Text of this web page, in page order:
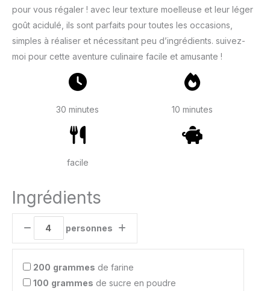
pour vous régaler ! avec leur texture moelleuse et leur léger
goût acidulé, ils sont parfaits pour toutes les occasions,
simples à réaliser et nécessitant peu d’ingrédients. suivez-
moi pour cette aventure culinaire facile et amusante !
30 minutes 10 minutes
facile
Ingrédients
personnes
200 grammes de farine
100 grammes de sucre en poudre